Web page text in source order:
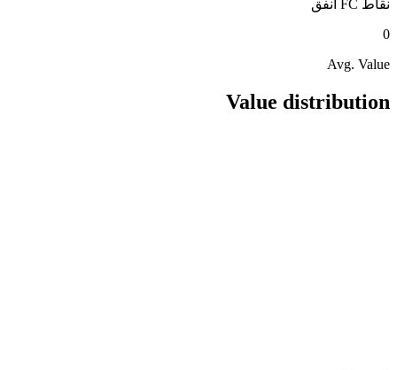
نقاط FC
أنفق
0
Avg. Value
Value distribution